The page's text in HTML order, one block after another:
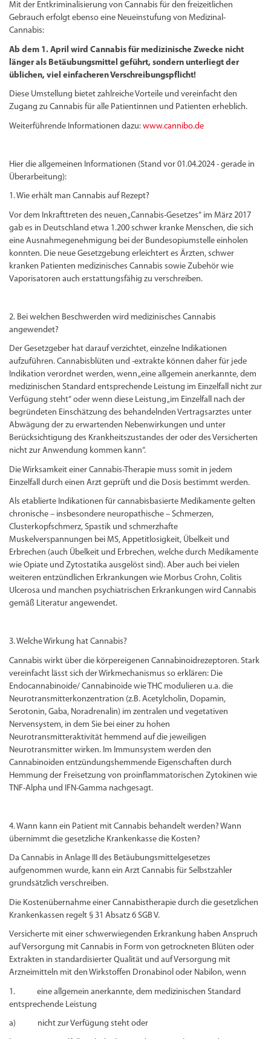
Mit der Entkriminalisierung von Cannabis für den freizeitlichen
Gebrauch erfolgt ebenso eine Neueinstufung von Medizinal-
Cannabis:
Ab dem 1. April wird Cannabis für medizinische Zwecke nicht
länger als Betäubungsmittel geführt, sondern unterliegt der
üblichen, viel einfacheren Verschreibungspflicht!
Diese Umstellung bietet zahlreiche Vorteile und vereinfacht den
Zugang zu Cannabis für alle Patientinnen und Patienten erheblich.
Weiterführende Informationen dazu: www.cannibo.de
Hier die allgemeinen Informationen (Stand vor 01.04.2024 - gerade in
Überarbeitung):
1. Wie erhält man Cannabis auf Rezept?
Vor dem Inkrafttreten des neuen „Cannabis-Gesetzes“ im März 2017
gab es in Deutschland etwa 1.200 schwer kranke Menschen, die sich
eine Ausnahmegenehmigung bei der Bundesopiumstelle einholen
konnten. Die neue Gesetzgebung erleichtert es Ärzten, schwer
kranken Patienten medizinisches Cannabis sowie Zubehör wie
Vaporisatoren auch erstattungsfähig zu verschreiben.
2. Bei welchen Beschwerden wird medizinisches Cannabis
angewendet?
Der Gesetzgeber hat darauf verzichtet, einzelne Indikationen
aufzuführen. Cannabisblüten und -extrakte können daher für jede
Indikation verordnet werden, wenn „eine allgemein anerkannte, dem
medizinischen Standard entsprechende Leistung im Einzelfall nicht zur
Verfügung steht“ oder wenn diese Leistung „im Einzelfall nach der
begründeten Einschätzung des behandelnden Vertragsarztes unter
Abwägung der zu erwartenden Nebenwirkungen und unter
Berücksichtigung des Krankheitszustandes der oder des Versicherten
nicht zur Anwendung kommen kann“.
Die Wirksamkeit einer Cannabis-Therapie muss somit in jedem
Einzelfall durch einen Arzt geprüft und die Dosis bestimmt werden.
Als etablierte Indikationen für cannabisbasierte Medikamente gelten
chronische – insbesondere neuropathische – Schmerzen,
Clusterkopfschmerz, Spastik und schmerzhafte
Muskelverspannungen bei MS, Appetitlosigkeit, Übelkeit und
Erbrechen (auch Übelkeit und Erbrechen, welche durch Medikamente
wie Opiate und Zytostatika ausgelöst sind). Aber auch bei vielen
weiteren entzündlichen Erkrankungen wie Morbus Crohn, Colitis
Ulcerosa und manchen psychiatrischen Erkrankungen wird Cannabis
gemäß Literatur angewendet.
3. Welche Wirkung hat Cannabis?
Cannabis wirkt über die körpereigenen Cannabinoidrezeptoren. Stark
vereinfacht lässt sich der Wirkmechanismus so erklären: Die
Endocannabinoide/ Cannabinoide wie THC modulieren u.a. die
Neurotransmitterkonzentration (z.B. Acetylcholin, Dopamin,
Serotonin, Gaba, Noradrenalin) im zentralen und vegetativen
Nervensystem, in dem Sie bei einer zu hohen
Neurotransmitteraktivität hemmend auf die jeweiligen
Neurotransmitter wirken. Im Immunsystem werden den
Cannabinoiden entzündungshemmende Eigenschaften durch
Hemmung der Freisetzung von proinflammatorischen Zytokinen wie
TNF-Alpha und IFN-Gamma nachgesagt.
4. Wann kann ein Patient mit Cannabis behandelt werden? Wann
übernimmt die gesetzliche Krankenkasse die Kosten?
Da Cannabis in Anlage III des Betäubungsmittelgesetzes
aufgenommen wurde, kann ein Arzt Cannabis für Selbstzahler
grundsätzlich verschreiben.
Die Kostenübernahme einer Cannabistherapie durch die gesetzlichen
Krankenkassen regelt § 31 Absatz 6 SGB V.
Versicherte mit einer schwerwiegenden Erkrankung haben Anspruch
auf Versorgung mit Cannabis in Form von getrockneten Blüten oder
Extrakten in standardisierter Qualität und auf Versorgung mit
Arzneimitteln mit den Wirkstoffen Dronabinol oder Nabilon, wenn
1. eine allgemein anerkannte, dem medizinischen Standard
entsprechende Leistung
a) nicht zur Verfügung steht oder